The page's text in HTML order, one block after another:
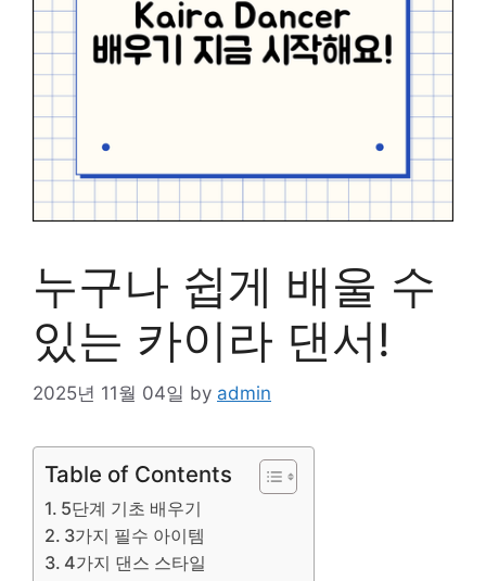
누구나 쉽게 배울 수
있는 카이라 댄서!
2025년 11월 04일 by admin
Table of Contents
5단계 기초 배우기
3가지 필수 아이템
4가지 댄스 스타일